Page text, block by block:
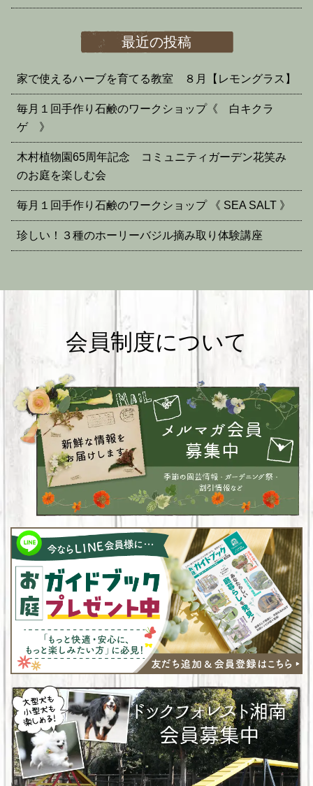
最近の投稿
家で使えるハーブを育てる教室 ８月【レモングラス】
毎月１回手作り石鹸のワークショップ《 白キクラ
ゲ 》
木村植物園65周年記念 コミュニティガーデン花笑み
のお庭を楽しむ会
毎月１回手作り石鹸のワークショップ 《 SEA SALT 》
珍しい！３種のホーリーバジル摘み取り体験講座
会員制度について